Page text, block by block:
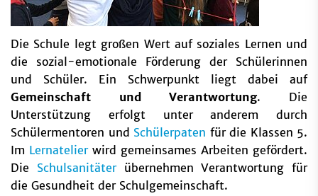
Die Schule legt großen Wert auf soziales Lernen und
die sozial-emotionale Förderung der Schülerinnen
und Schüler. Ein Schwerpunkt liegt dabei auf
Gemeinschaft und Verantwortung. Die
Unterstützung erfolgt unter anderem durch
Schülermentoren und Schülerpaten für die Klassen 5.
Im Lernatelierwird gemeinsames Arbeiten gefördert.
Die Schulsanitäterübernehmen Verantwortung für
die Gesundheit der Schulgemeinschaft.